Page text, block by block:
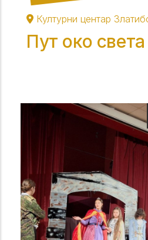
Културни центар
Пут око света